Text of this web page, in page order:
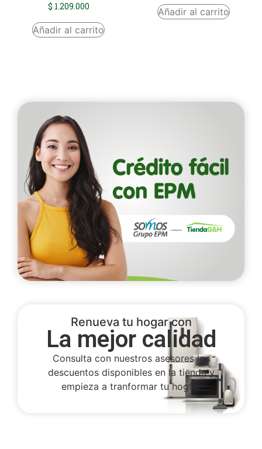
$ 1.209.000
Añadir al carrito
Añadir al carrito
Renueva tu hogar con
La mejor calidad
Consulta con nuestros asesores los
descuentos disponibles en la tienda y
empieza a tranformar tu hogfar